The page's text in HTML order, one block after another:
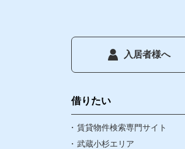
入居者様へ
借りたい
賃貸物件検索専門サイト
武蔵小杉エリア